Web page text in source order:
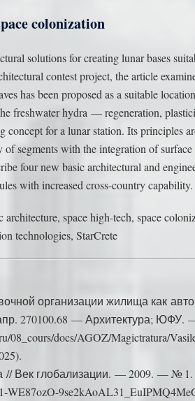
colonization
solutions for creating lunar bases
contest project, the article
has been proposed as a suitable
freshwater hydra — regeneration,
for a lunar station. Its principles
segments with the integration of surface
four new basic architectural and
with increased cross-country capability.
space high-tech, space
technologies, StarCrete
организации жилища как
270100.68 — Архитектура; ЮФУ.
docs/AGOZ/Magictratura/
// Век глобализации. — 2009. — №